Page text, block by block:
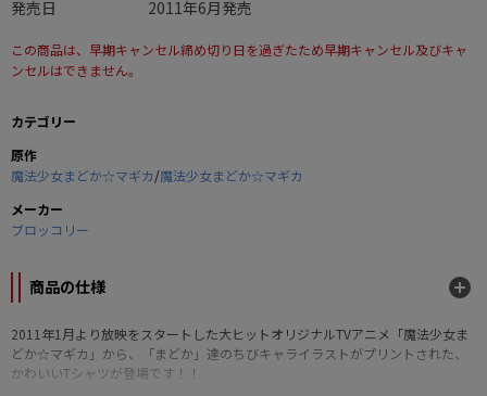
発売日
2011年6月発売
この商品は、早期キャンセル締め切り日を過ぎたため早期キャンセル及びキャ
ンセルはできません。
カテゴリー
原作
魔法少女まどか☆マギカ/魔法少女まどか☆マギカ
メーカー
ブロッコリー
商品の仕様
2011年1月より放映をスタートした大ヒットオリジナルTVアニメ「魔法少女ま
どか☆マギカ」から、「まどか」達のちびキャライラストがプリントされた、
かわいいTシャツが登場です！！